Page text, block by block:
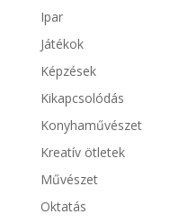
Ipar
Játékok
Képzések
Kikapcsolódás
Konyhaművészet
Kreatív ötletek
Művészet
Oktatás